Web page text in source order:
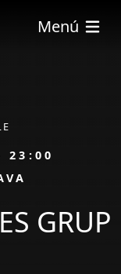
Menú
23:00
GRUP